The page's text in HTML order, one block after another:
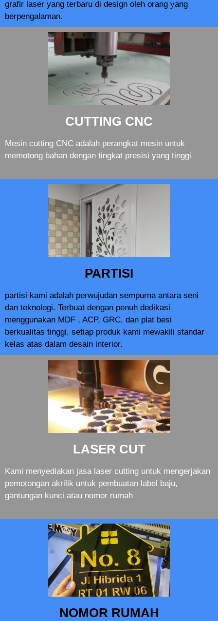
grafir laser yang terbaru di design oleh orang yang
berpengalaman.
CUTTING CNC
Mesin cutting CNC adalah perangkat mesin untuk
memotong bahan dengan tingkat presisi yang tinggi
PARTISI
partisi kami adalah perwujudan sempurna antara seni
dan teknologi. Terbuat dengan penuh dedikasi
menggunakan MDF , ACP, GRC, dan plat besi
berkualitas tinggi, setiap produk kami mewakili standar
kelas atas dalam desain interior.
LASER CUT
Kami menyediakan jasa laser cutting untuk mengerjakan
pemotongan akrilik untuk pembuatan label baju,
gantungan kunci atau nomor rumah
NOMOR RUMAH